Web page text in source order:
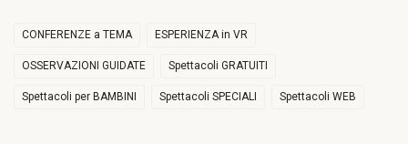
CONFERENZE a TEMA ESPERIENZA in VR
OSSERVAZIONI GUIDATE Spettacoli GRATUITI
Spettacoli per BAMBINI Spettacoli SPECIALI Spettacoli WEB